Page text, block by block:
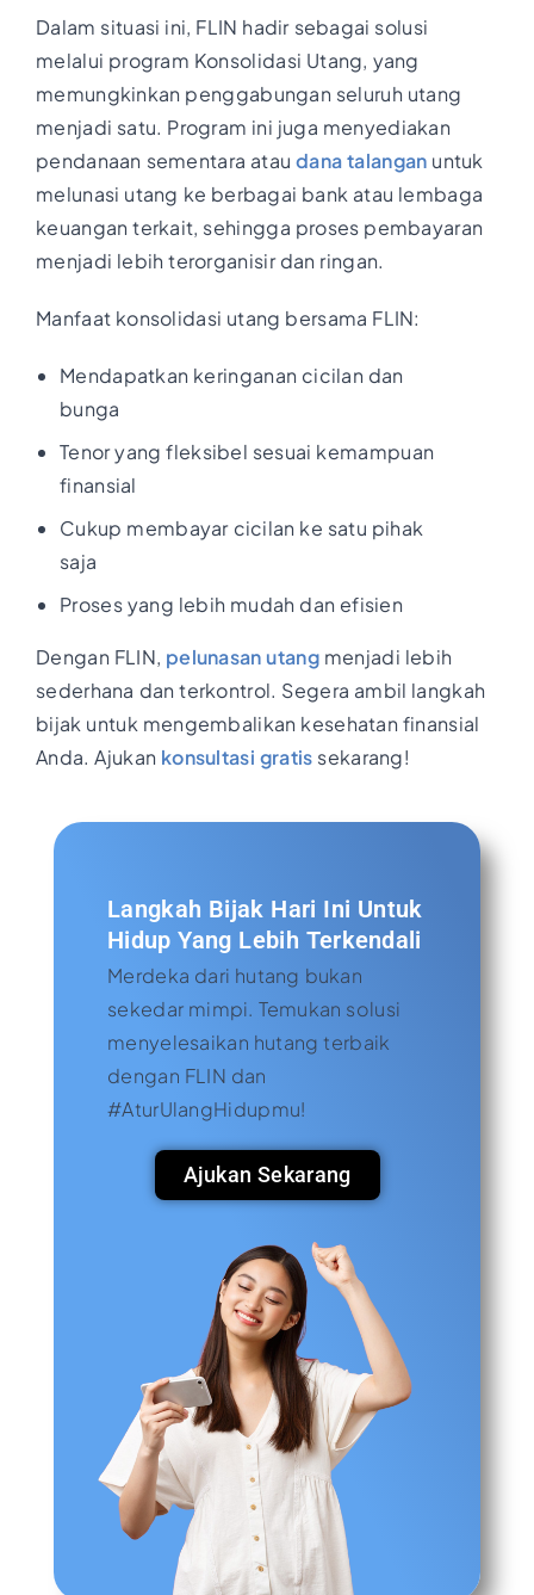
Dalam situasi ini, FLIN hadir sebagai solusi
melalui program Konsolidasi Utang, yang
memungkinkan penggabungan seluruh utang
menjadi satu. Program ini juga menyediakan
pendanaan sementara ataudana talangan untuk
melunasi utang ke berbagai bank atau lembaga
keuangan terkait, sehingga proses pembayaran
menjadi lebih terorganisir dan ringan.
Manfaat konsolidasi utang bersama FLIN:
Mendapatkan keringanan cicilan dan
bunga
Tenor yang fleksibel sesuai kemampuan
finansial
Cukup membayar cicilan ke satu pihak
saja
Proses yang lebih mudah dan efisien
Dengan FLIN, pelunasan utangmenjadi lebih
sederhana dan terkontrol. Segera ambil langkah
bijak untuk mengembalikan kesehatan finansial
Anda. Ajukan konsultasi gratis sekarang!
Langkah Bijak Hari Ini Untuk
Hidup Yang Lebih Terkendali
Merdeka dari hutang bukan
sekedar mimpi. Temukan solusi
menyelesaikan hutang terbaik
dengan FLIN dan
#AturUlangHidupmu!
Ajukan Sekarang